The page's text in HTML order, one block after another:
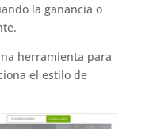
la ganancia o
herramienta para
el estilo de